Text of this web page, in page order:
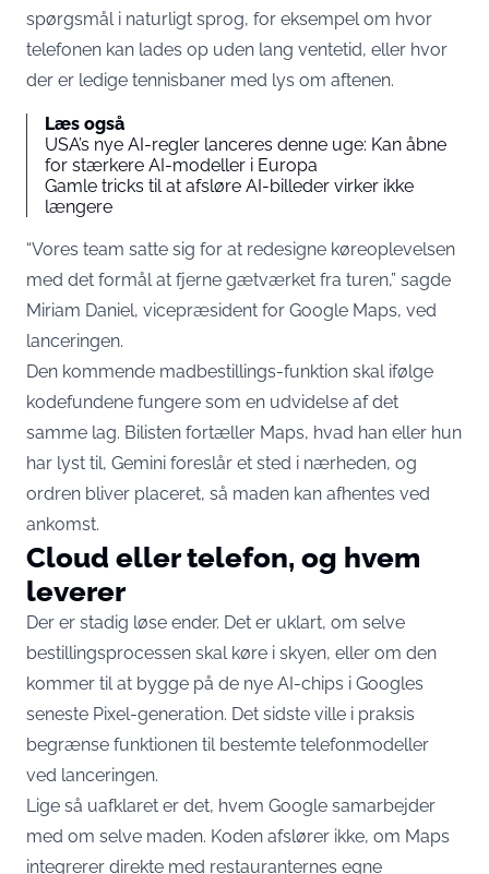
spørgsmål i naturligt sprog, for eksempel om hvor
telefonen kan lades op uden lang ventetid, eller hvor
der er ledige tennisbaner med lys om aftenen.
Læs også
USA’s nye AI-regler lanceres denne uge: Kan åbne
for stærkere AI-modeller i Europa
Gamle tricks til at afsløre AI-billeder virker ikke
længere
“Vores team satte sig for at redesigne køreoplevelsen
med det formål at fjerne gætværket fra turen,” sagde
Miriam Daniel, vicepræsident for Google Maps, ved
lanceringen.
Den kommende madbestillings-funktion skal ifølge
kodefundene fungere som en udvidelse af det
samme lag. Bilisten fortæller Maps, hvad han eller hun
har lyst til, Gemini foreslår et sted i nærheden, og
ordren bliver placeret, så maden kan afhentes ved
ankomst.
Cloud eller telefon, og hvem
leverer
Der er stadig løse ender. Det er uklart, om selve
bestillingsprocessen skal køre i skyen, eller om den
kommer til at bygge på de nye AI-chips i Googles
seneste Pixel-generation. Det sidste ville i praksis
begrænse funktionen til bestemte telefonmodeller
ved lanceringen.
Lige så uafklaret er det, hvem Google samarbejder
med om selve maden. Koden afslører ikke, om Maps
integrerer direkte med restauranternes egne